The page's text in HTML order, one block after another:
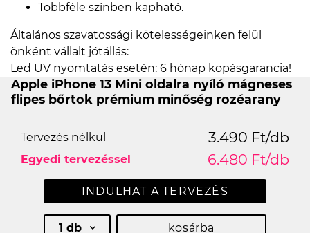
Többféle színben kapható.
Általános szavatossági kötelességeinken felül
önként vállalt jótállás:
Led UV nyomtatás esetén: 6 hónap kopásgarancia!
Apple iPhone 13 Mini oldalra nyíló mágneses
flipes bőrtok prémium minőség rozéarany
Tervezés nélkül 3.490 Ft/db
Egyedi tervezéssel 6.480 Ft/db
INDULHAT A TERVEZÉS
1 db kosárba